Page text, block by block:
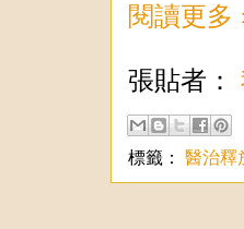
閱讀更多
張貼者：
標籤： 醫治釋